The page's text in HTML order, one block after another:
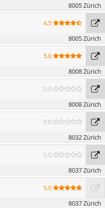
8005 Zürich
4.5
8005 Zürich
5.0
8008 Zürich
0.0
8008 Zürich
0.0
8032 Zürich
0.0
8037 Zürich
5.0
8037 Zürich